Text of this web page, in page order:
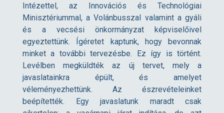
Intézettel, az Innovációs és Technológiai
Minisztériummal, a Volánbusszal valamint a gyáli
és a vecsési önkormányzat képviselőivel
egyeztettünk. Ígéretet kaptunk, hogy bevonnak
minket a további tervezésbe. Ez így is történt.
Levélben megküldték az új tervet, mely a
javaslatainkra épült, és amelyet
véleményezhettünk. Az észrevételeinket
beépítették. Egy javaslatunk maradt csak